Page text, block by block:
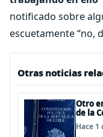
notificado sobre
escuetamente “no,
Otras noticias
Otro
de la
Hace 1